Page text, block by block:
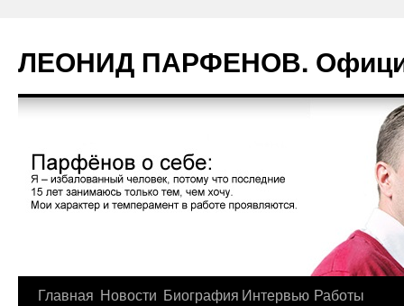
содержимому
ЛЕОНИД ПАРФЕНОВ.
Главная Новости Биография Интервью Работы